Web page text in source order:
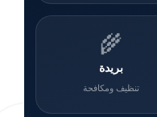
🌾
بريدة
تنظيف ومكافحة